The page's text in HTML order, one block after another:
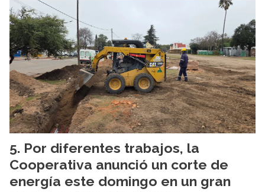
Por diferentes trabajos, la
Cooperativa anunció un corte de
energía este domingo en un gran